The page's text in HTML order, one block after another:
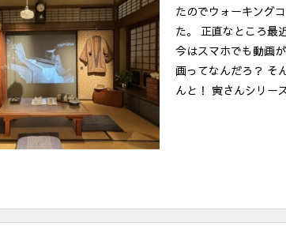
たのでウォーキング
た。 正直なところ最
今はスマホでも動画
画ってなんだろ？ そ
んと！ 寅さんシリー